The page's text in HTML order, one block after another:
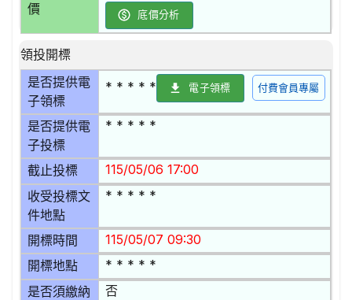
價
底價分析
領投開標
是否提供電
子領標
* * * * * 電子領標 付費會員專屬
是否提供電
子投標
* * * * *
截止投標 115/05/06 17:00
收受投標文
件地點
* * * * *
開標時間 115/05/07 09:30
開標地點 * * * * *
是否須繳納
否